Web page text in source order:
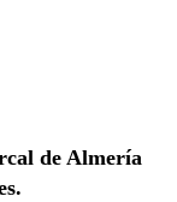
de Almería